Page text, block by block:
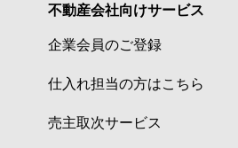
不動産会社向けサービス
企業会員のご登録
仕入れ担当の方はこちら
売主取次サービス